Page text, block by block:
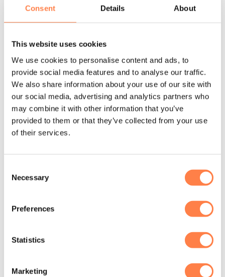
Consent Details About
This website uses cookies
We use cookies to personalise content and ads, to
provide social media features and to analyse our traffic.
We also share information about your use of our site with
our social media, advertising and analytics partners who
may combine it with other information that you’ve
provided to them or that they’ve collected from your use
of their services.
Selection
Necessary
Preferences
Statistics
Marketing
sokken die wij aanbieden!
De antislip sokken Savvy zijn machine wasbaar. Was de
sokken binnenste buiten in een zachte cyclus om de
antislip laag te beschermen. Daarna op het droogrek laten
drogen of op een lage stand in de droger.
Let op! Gebruik geen bleekmiddel, ijzer of andere
agressieve chemicaliën. Dit kan namelijk de sokken
beschadigen.
inzet voor beweging, kracht en persoonlijke groei. Functie,
Flow en Fashion. De driehoek vorm van de grip zool en
De hoogwaardige actieve kleding en accessoires zijn
alle activiteiten. Bij Tavi gaat design en functie hand in
hand. Het merk richt zich op stijlen die ja van studio naar